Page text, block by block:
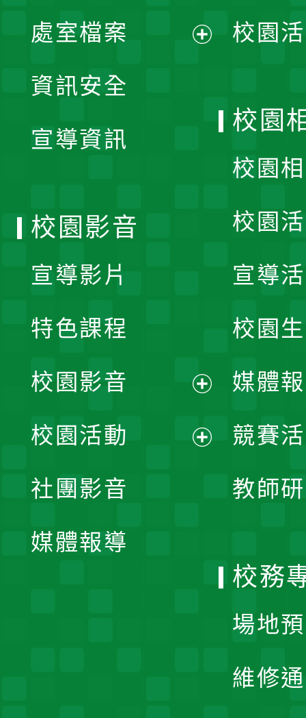
單
處室檔案
資訊安全
宣導資訊
校園
校園
校園
校園
宣導
校園
媒體
競賽
教師
校園影音
宣導影片
特色課程
校園影音
開
校園活動
社團影音
媒體報導
校務
場地
維修